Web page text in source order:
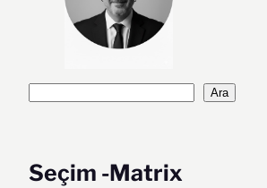
Ara
Seçim -Matrix